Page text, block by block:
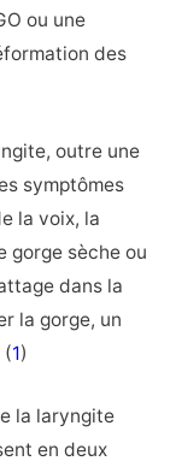
ou une
des
outre une
symptômes
la voix, la
gorge sèche ou
dans la
la gorge, un
(1)
la laryngite
en deux